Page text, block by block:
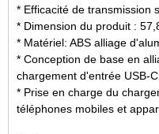
* Efficacité de transmission
* Dimension du produit :
* Matériel: ABS alliage
* Conception de base en
chargement d'entrée USB-
* Prise en charge du
téléphones mobiles et